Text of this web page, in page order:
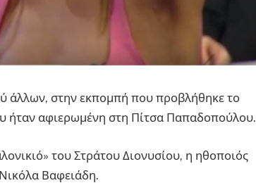
άλλων, στην εκπομπή που προβλήθηκε το
ήταν αφιερωμένη στη Πίτσα Παπαδοπούλου.
του Στράτου Διονυσίου, η ηθοποιός
Βαφειάδη.